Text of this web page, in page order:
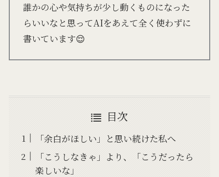
誰かの心や気持ちが少し動くものになった
らいいなと思ってAIをあえて全く使わずに
書いています😌
目次
「余白がほしい」と思い続けた私へ
「こうしなきゃ」より、「こうだったら
楽しいな」